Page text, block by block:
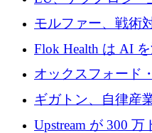
を調達
保護」に関するも
モルファー、戦術
ムを最前線に近づ
Flok Health は AI
ットフォームの成
オックスフォード
が「成人向け」2
ラウンドを獲得
ギガトン、自律産
ルを調達
Upstream が 300